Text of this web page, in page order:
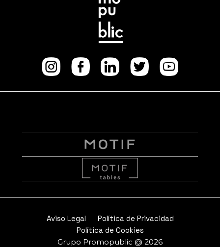
Instagram
facebook
Aviso Legal
Política de Privacidad
Política de Cookies
Grupo Promopublic @ 2026